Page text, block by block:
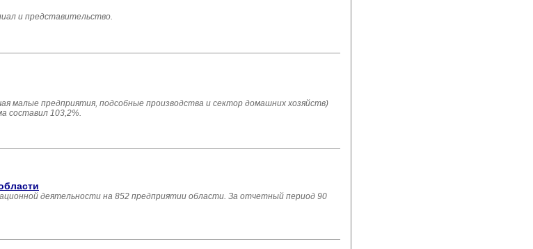
и представительство.
малые предприятия, подсобные производства и сектор домашних хозяйств)
составил 103,2%.
деятельности на 852 предприятии области. За отчетный период 90